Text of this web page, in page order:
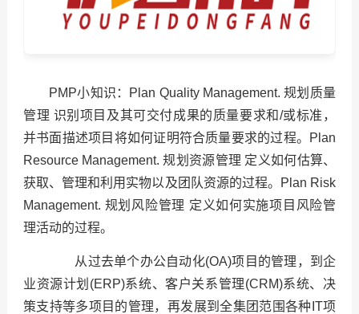
PMP小知识：Plan Quality Management. 规划质量
管理 识别项目及其可交付成果的质量要求和/或标准，
并书面描述项目将如何证明符合质量要求的过程。Plan
Resource Management. 规划资源管理 定义如何估算、
获取、管理和利用实物以及团队资源的过程。Plan Risk
Management. 规划风险管理 定义如何实施项目风险管
理活动的过程。
从过去单个办公自动化(OA)项目的管理，到企
业资源计划(ERP)系统、客户关系管理(CRM)系统、决
策支持等多项目的管理，再发展到全集团范围各种IT项